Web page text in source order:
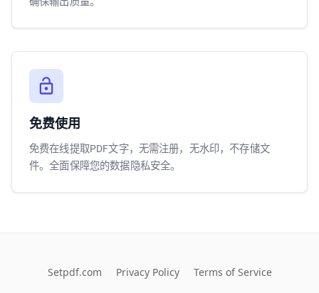
免费使用
免费在线提取PDF文字，无需注册，无水印，不存储文
件。全面保障您的数据隐私安全。
Setpdf.com Privacy Policy Terms of Service